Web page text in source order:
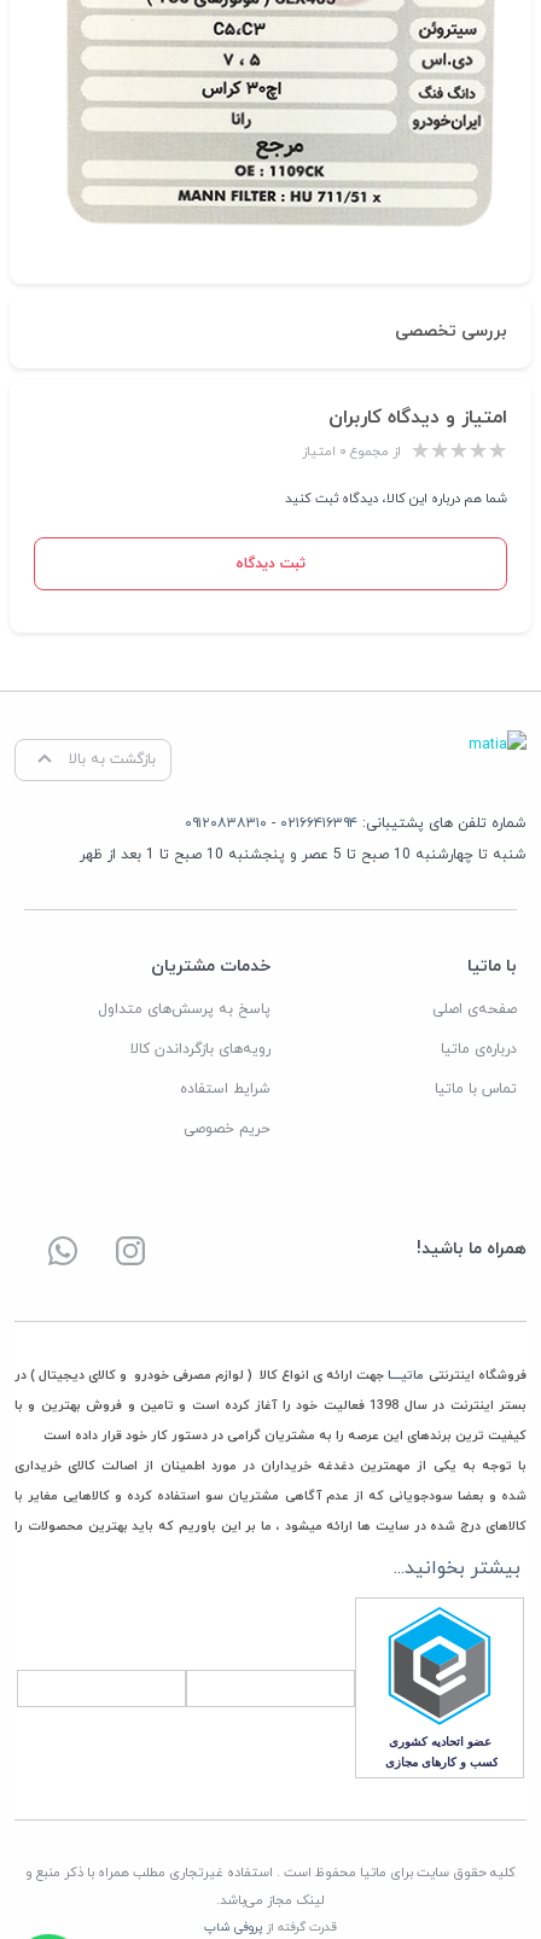
بررسی تخصصی
امتیاز و دیدگاه کاربران
از مجموع ۰ امتیاز
شما هم درباره این کالا، دیدگاه ثبت کنید
ثبت دیدگاه
بازگشت به بالا
شماره تلفن های پشتیبانی: ۰۲۱۶۶۴۱۶۳۹۴ - ۰۹۱۲۰۸۳۸۳۱۰
شنبه تا چهارشنبه 10 صبح تا 5 عصر و پنجشنبه 10 صبح تا 1 بعد از ظهر
با ماتیا
صفحه‌ی اصلی
درباره‌ی ماتیا
تماس با ماتیا
خدمات مشتریان
پاسخ به پرسش‌های متداول
رویه‌های بازگرداندن کالا
شرایط استفاده
حریم خصوصی
همراه ما باشید!
فروشگاه اینترنتی ماتیــــا جهت ارائه ی انواع کالا ( لوازم مصرفی خودرو و کالای دیجیتال ) در
بستر اینترنت در سال 1398 فعالیت خود را آغاز کرده است و تامین و فروش بهترین و با
کیفیت ترین برندهای این عرصه را به مشتریان گرامی در دستور کار خود قرار داده است
با توجه به یکی از مهمترین دغدغه خریداران در مورد اطمینان از اصالت کالای خریداری
شده و بعضا سودجویانی که از عدم آگاهی مشتریان سو استفاده کرده و کالاهایی مغایر با
کالاهای درج شده در سایت ها ارائه میشود ، ما بر این باوریم که باید بهترین محصولات را
جهت خرید و استفاده در اختیار مشتریان گرامی مان قرار دهیم، به همین جهت فقط مستقیما
هرگونه کالای غیر اصل به انبار ماتیا به صفر برسانیم
همچنین در راستای قیمت گذاری، هدف ماتیا رساندن کالا به دست مشتری با قیمتی منصفانه
و رقابتی می باشد. چرا که برای باقی ماندن در این بازار به مدت طولانی برنامه ریزی کرده ایم
که این امر جز با همراهی و بدست آوردن اعتماد شما مشتریان گرامی، صورت نمی پذیرد
بیشتر بخوانید...
کلیه حقوق سایت برای ماتیا محفوظ است . استفاده غیرتجاری مطلب همراه با ذکر منبع و
لینک مجاز می‌باشد.
قدرت گرفته از پروفی شاپ